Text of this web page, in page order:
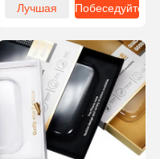
Лучшая
Побеседуйте